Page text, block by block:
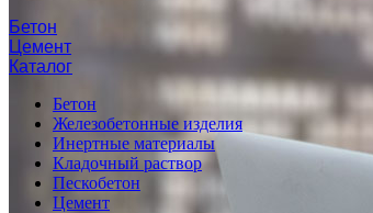
Бетон
Цемент
Каталог
Бетон
Железобетонные изделия
Инертные материалы
Кладочный раствор
Пескобетон
Цемент